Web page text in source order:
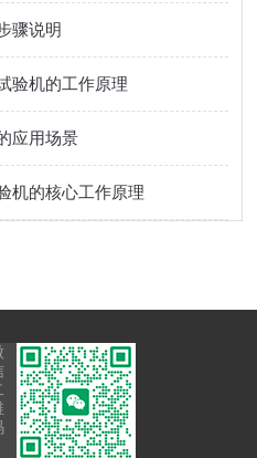
骤说明
验机的工作原理
应用场景
机的核心工作原理